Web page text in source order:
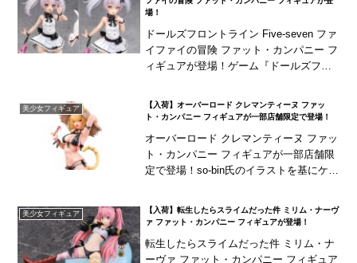
場！
ドールズフロントライン Five-seven ファ
イファイの冒険 ファット・カンパニー フ
ィギュアが登場！ゲーム『ドールズフロ
美少女フィギュア
【入荷】オーバーロード クレマンティーヌ ファッ
ト・カンパニー フィギュアが一部店舗限定で登場！
オーバーロード クレマンティーヌ ファッ
ト・カンパニー フィギュアが一部店舗限
定で登場！so-bin氏のイラストを基にケモ
美少女フィギュア
【入荷】転生したらスライムだった件 ミリム・ナーヴ
ァ ファット・カンパニー フィギュアが登場！
転生したらスライムだった件 ミリム・ナ
ーヴァ ファット・カンパニー フィギュア